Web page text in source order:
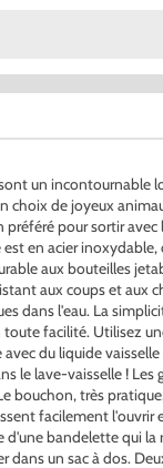
un incontournable
choix de joyeux
pour sortir
en acier inoxydable,
aux bouteilles
aux coups et aux
dans l'eau. La
facilité. Utilisez
avec du liquide
le lave-vaisselle ! Les
bouchon, très
facilement l'ouvrir
d'une bandelette qui la
dans un sac à dos.